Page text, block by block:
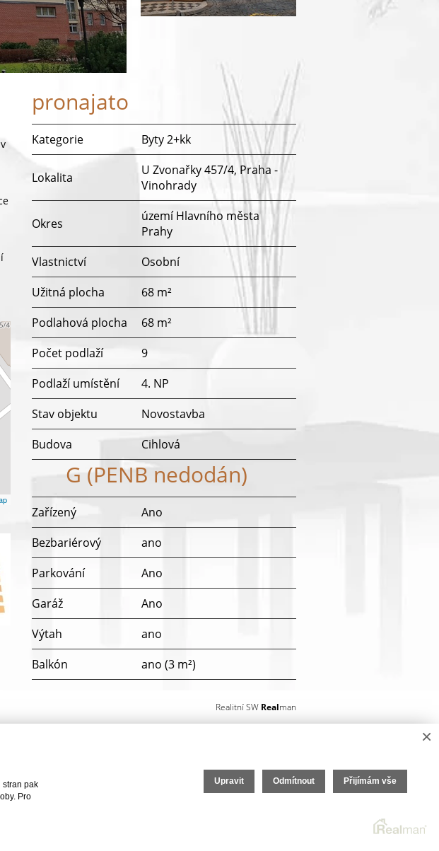
pronajato
Kategorie Byty 2+kk
Lokalita
U Zvonařky 457/4, Praha -
Vinohrady
Okres
území Hlavního města
Prahy
Vlastnictví
Osobní
Užitná plocha
68 m²
Podlahová plocha
68 m²
Počet podlaží
9
Podlaží umístění
4. NP
Stav objektu
Novostavba
Budova
Cihlová
G (PENB nedodán)
Zařízený
Ano
Bezbariérový
ano
Parkování
Ano
Garáž
Ano
Výtah
ano
Balkón
ano (3 m²)
Telekomunikace
Telefon, Internet
Realitní SW Realman
×
stran pak
Pro
Upravit Odmítnout Přijímám vše